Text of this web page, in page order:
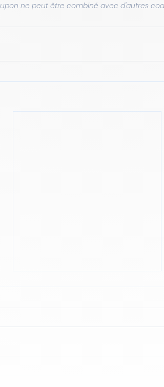
ne peut être combiné avec d'autres
Les petites habitudes qui